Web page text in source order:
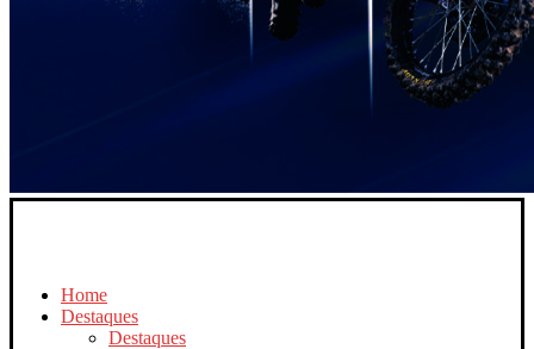
Home
Destaques
Destaques